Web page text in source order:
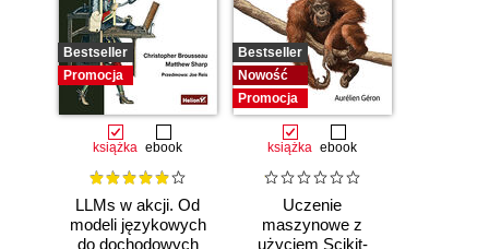
Bestseller
Promocja
książka ebook
LLMs w akcji. Od
modeli językowych
do dochodowych
Bestseller
Nowość
Promocja
książka ebook
Uczenie
maszynowe z
użyciem Scikit-